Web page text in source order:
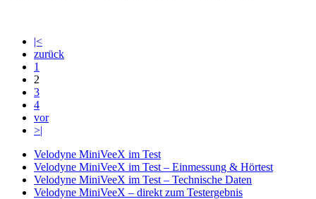
|<
zurück
1
2
3
4
vor
>|
Velodyne MiniVeeX im Test
Velodyne MiniVeeX im Test – Einmessung & Hörtest
Velodyne MiniVeeX im Test – Technische Daten
Velodyne MiniVeeX – direkt zum Testergebnis